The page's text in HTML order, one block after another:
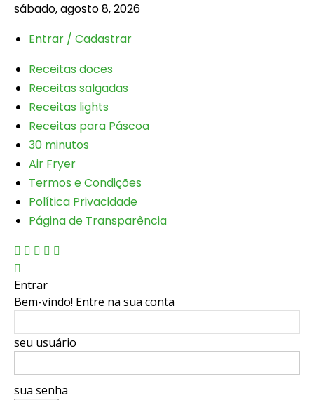
sábado, agosto 8, 2026
Entrar / Cadastrar
Receitas doces
Receitas salgadas
Receitas lights
Receitas para Páscoa
30 minutos
Air Fryer
Termos e Condições
Política Privacidade
Página de Transparência
Entrar
Bem-vindo! Entre na sua conta
seu usuário
sua senha